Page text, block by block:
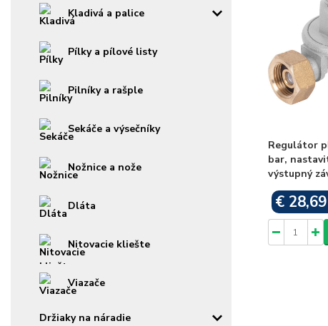
Kladivá a palice
Pílky a pílové listy
Pilníky a rašple
Sekáče a výsečníky
Nožnice a nože
Dláta
Nitovacie kliešte
Viazače
Držiaky na náradie
Regulátor
bar,
výstupný
€ 28,69